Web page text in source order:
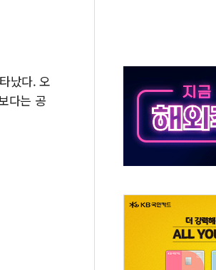
유물 감긴 어선 구조
출, 백린 아닌 무해한 표면 부식 물질"
불 2시간30여분만에 진화...외국인 노동자 숨져
났다. 오
다는 공